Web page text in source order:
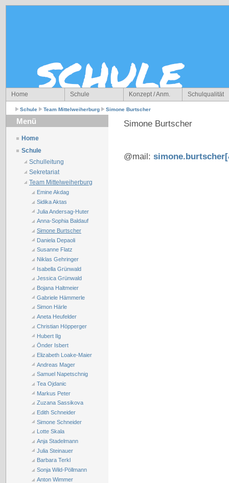
Home Schule Konzept / Anm. Schulqualität
Schule Team Mittelweiherburg Simone Burtscher
Menü
Home
Schule
Schulleitung
Sekretariat
Team Mittelweiherburg
Emine Akdag
Sidika Aktas
Julia Andersag-Huter
Anna-Sophia Baldauf
Simone Burtscher
Daniela Depaoli
Susanne Flatz
Niklas Gehringer
Isabella Grünwald
Jessica Grünwald
Bojana Haltmeier
Gabriele Hämmerle
Simon Härle
Aneta Heufelder
Christian Höpperger
Hubert Ilg
Önder Isbert
Elizabeth Loake-Maier
Andreas Mager
Samuel Napetschnig
Tea Ojdanic
Markus Peter
Zuzana Sassikova
Edith Schneider
Simone Schneider
Lotte Skala
Anja Stadelmann
Julia Steinauer
Barbara Terkl
Sonja Wild-Pöllmann
Anton Wimmer
Simone Burtscher
@mail: